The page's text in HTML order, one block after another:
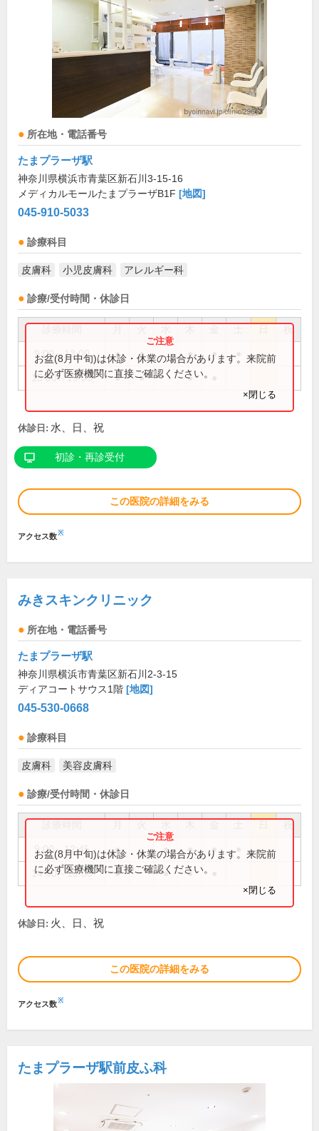
所在地・電話番号
たまプラーザ駅
神奈川県横浜市青葉区新石川3-15-16
メディカルモールたまプラーザB1F [地図]
045-910-5033
診療科目
皮膚科 小児皮膚科 アレルギー科
診療/受付時間・休診日
祝
9:00～13:00 ● ● ● ●
15:00～19:00 ● ● ●
お盆(8月中旬)は休診・休業の場合があります。来院前
に必ず医療機関に直接ご確認ください。
×閉じる
休診日: 水、日、祝
初診・再診受付
この医院の詳細をみる
アクセス数※
みきスキンクリニック
所在地・電話番号
たまプラーザ駅
神奈川県横浜市青葉区新石川2-3-15
ディアコートサウス1階 [地図]
045-530-0668
診療科目
皮膚科 美容皮膚科
診療/受付時間・休診日
祝
9:00～12:45 ● ● ● ●
14:00～18:00 ● ● ●
お盆(8月中旬)は休診・休業の場合があります。来院前
に必ず医療機関に直接ご確認ください。
×閉じる
休診日: 火、日、祝
この医院の詳細をみる
アクセス数※
たまプラーザ駅前皮ふ科